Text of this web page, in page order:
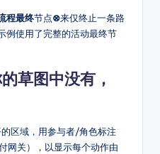
程最终节点⊗来仅终止一条路
例使用了完整的活动最终节
草图中没有，
的区域，用参与者/角色标注
网关），以显示每个动作由